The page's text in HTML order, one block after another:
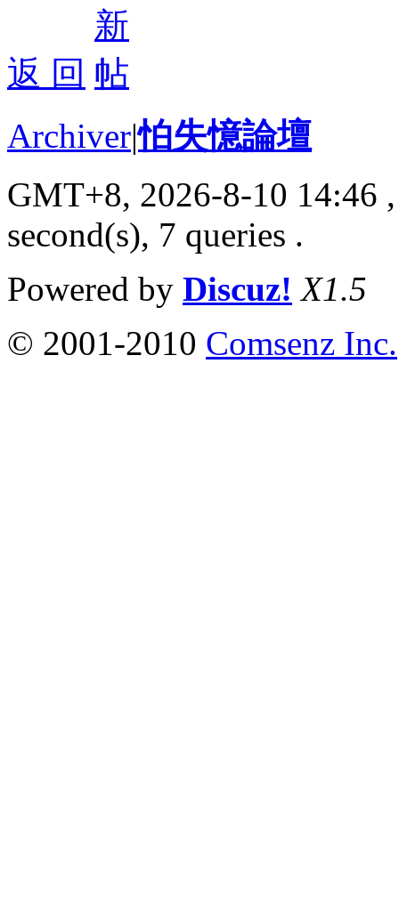
返 回
Archiver|怕失憶論壇
GMT+8, 2026-8-10 14:46
second(s), 7 queries .
Powered by Discuz! X1.5
© 2001-2010 Comsenz Inc.